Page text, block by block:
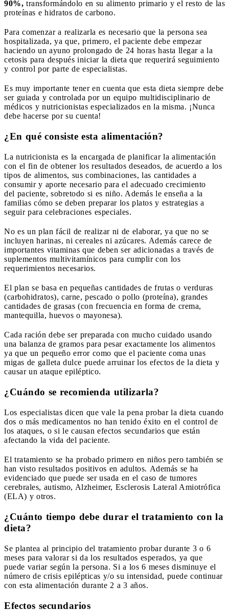
90%, transformándolo en su alimento primario y el resto de las
proteínas e hidratos de carbono.
Para comenzar a realizarla es necesario que la persona sea
hospitalizada, ya que, primero, el paciente debe empezar
haciendo un ayuno prolongado de 24 horas hasta llegar a la
cetosis para después iniciar la dieta que requerirá seguimiento
y control por parte de especialistas.
Es muy importante tener en cuenta que esta dieta siempre debe
ser guiada y controlada por un equipo multidisciplinario de
médicos y nutricionistas especializados en la misma. ¡Nunca
debe hacerse por su cuenta!
¿En qué consiste esta alimentación?
La nutricionista es la encargada de planificar la alimentación
con el fin de obtener los resultados deseados, de acuerdo a los
tipos de alimentos, sus combinaciones, las cantidades a
consumir y aporte necesario para el adecuado crecimiento
del paciente, sobretodo si es niño. Además le enseña a la
familias cómo se deben preparar los platos y estrategias a
seguir para celebraciones especiales.
No es un plan fácil de realizar ni de elaborar, ya que no se
incluyen harinas, ni cereales ni azúcares. Además carece de
importantes vitaminas que deben ser adicionadas a través de
suplementos multivitamínicos para cumplir con los
requerimientos necesarios.
El plan se basa en pequeñas cantidades de frutas o verduras
(carbohidratos), carne, pescado o pollo (proteína), grandes
cantidades de grasas (con frecuencia en forma de crema,
mantequilla, huevos o mayonesa).
Cada ración debe ser preparada con mucho cuidado usando
una balanza de gramos para pesar exactamente los alimentos
ya que un pequeño error como que el paciente coma unas
migas de galleta dulce puede arruinar los efectos de la dieta y
causar un ataque epiléptico.
¿Cuándo se recomienda utilizarla?
Los especialistas dicen que vale la pena probar la dieta cuando
dos o más medicamentos no han tenido éxito en el control de
los ataques, o si le causan efectos secundarios que están
afectando la vida del paciente.
El tratamiento se ha probado primero en niños pero también se
han visto resultados positivos en adultos. Además se ha
evidenciado que puede ser usada en el caso de tumores
cerebrales, autismo, Alzheimer, Esclerosis Lateral Amiotrófica
(ELA) y otros.
¿Cuánto tiempo debe durar el tratamiento con la
dieta?
Se plantea al principio del tratamiento probar durante 3 o 6
meses para valorar si da los resultados esperados, ya que
puede variar según la persona. Si a los 6 meses disminuye el
número de crisis epilépticas y/o su intensidad, puede continuar
con esta alimentación durante 2 a 3 años.
Efectos secundarios